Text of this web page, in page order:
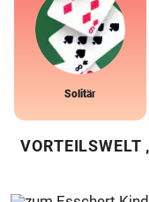
Solitär
VORTEILSWELT